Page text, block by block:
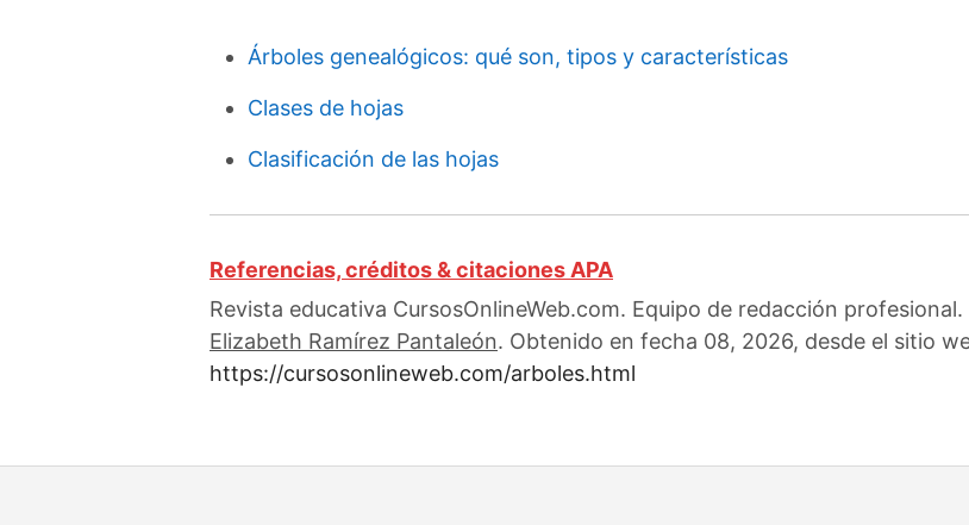
Árboles genealógicos: qué son, tipos y características
Clases de hojas
Clasificación de las hojas
Referencias, créditos & citaciones APA
Revista educativa CursosOnlineWeb.com. Equipo de redacción
Elizabeth Ramírez Pantaleón. Obtenido en fecha 08, 2026, desde el sitio
https://cursosonlineweb.com/arboles.html